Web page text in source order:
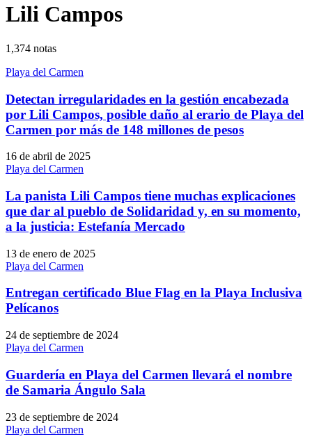
Lili Campos
1,374 notas
Playa del Carmen
Detectan irregularidades en la gestión encabezada
por Lili Campos, posible daño al erario de Playa del
Carmen por más de 148 millones de pesos
16 de abril de 2025
Playa del Carmen
La panista Lili Campos tiene muchas explicaciones
que dar al pueblo de Solidaridad y, en su momento,
a la justicia: Estefanía Mercado
13 de enero de 2025
Playa del Carmen
Entregan certificado Blue Flag en la Playa Inclusiva
Pelícanos
24 de septiembre de 2024
Playa del Carmen
Guardería en Playa del Carmen llevará el nombre
de Samaria Ángulo Sala
23 de septiembre de 2024
Playa del Carmen